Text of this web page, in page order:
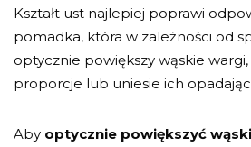
Kształt ust najlepiej poprawi
pomadka, która w zależności od
optycznie powiększy wąskie
proporcje lub uniesie ich
Aby optycznie powiększyć